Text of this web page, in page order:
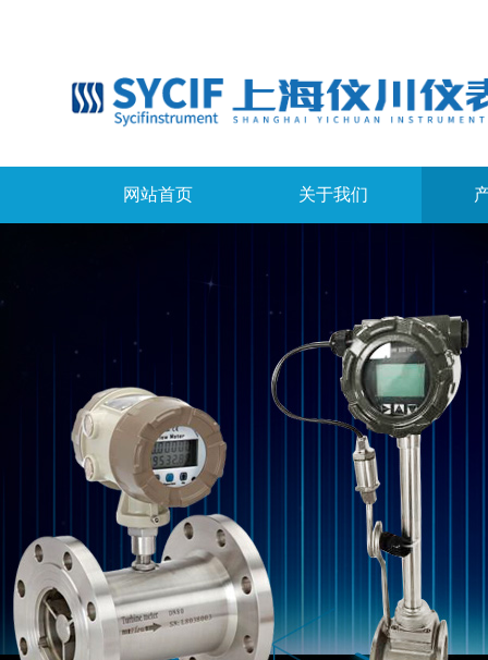
网站首页 关于我们